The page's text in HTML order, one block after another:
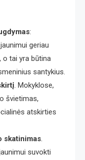
:
geriau
o tai yra būtina
santykius.
. Mokyklose,
švietimas,
atskirties
skatinimas.
suvokti